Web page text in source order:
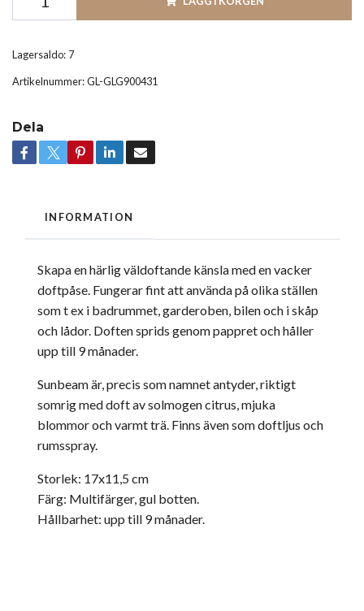
Lagersaldo: 7
Artikelnummer:GL-GLG900431
Dela
INFORMATION
Skapa en härlig väldoftande känsla med en vacker
doftpåse. Fungerar fint att använda på olika ställen
som t ex i badrummet, garderoben, bilen och i skåp
och lådor. Doften sprids genom pappret och håller
upp till 9 månader.
Sunbeam är, precis som namnet antyder, riktigt
somrig med doft av solmogen citrus, mjuka
blommor och varmt trä. Finns även som doftljus och
rumsspray.
Storlek: 17x11,5 cm
Färg: Multifärger, gul botten.
Hållbarhet: upp till 9 månader.